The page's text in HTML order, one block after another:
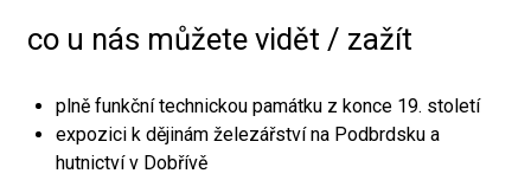
co u nás můžete vidět / zažít
plně funkční technickou památku z konce 19. století
expozici k dějinám železářství na Podbrdsku a
hutnictví v Dobřívě